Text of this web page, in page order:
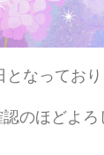
なっており
のほどよろ